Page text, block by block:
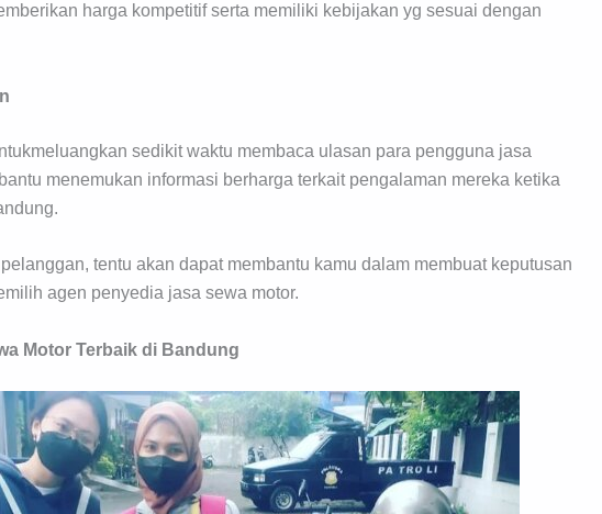
harga kompetitif serta memiliki kebijakan yg sesuai dengan
sedikit waktu membaca ulasan para pengguna jasa
menemukan informasi berharga terkait pengalaman mereka ketika
tentu akan dapat membantu kamu dalam membuat keputusan
agen penyedia jasa sewa motor.
Motor Terbaik di Bandung